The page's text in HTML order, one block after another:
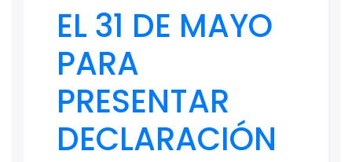
EL 31 DE MAYO
PARA
PRESENTAR
DECLARACIÓN